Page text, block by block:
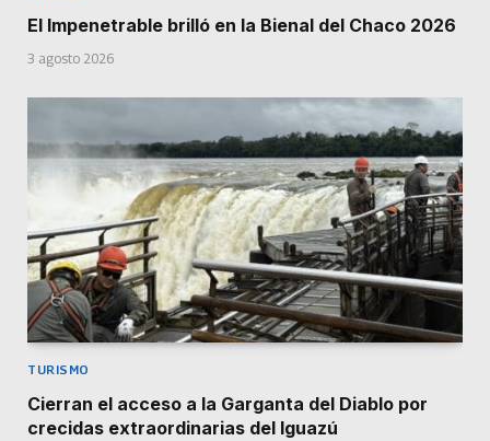
El Impenetrable brilló en la Bienal del Chaco 2026
3 agosto 2026
TURISMO
Cierran el acceso a la Garganta del Diablo por
crecidas extraordinarias del Iguazú